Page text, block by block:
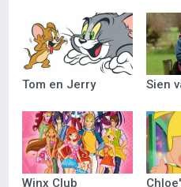
Tom en Jerry Sien
Winx Club